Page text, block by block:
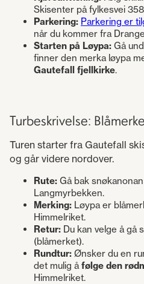
Skisenter på fylkesvei
Parkering: Parkering er
når du kommer fra
Starten på Løypa: Gå
finner den merka løypa
Gautefall fjellkirke.
Turbeskrivelse:
Turen starter fra Gautefall
og går videre nordover.
Rute: Gå bak
Langmyrbekken.
Merking: Løypa er
Himmelriket.
Retur: Du kan velge å gå
(blåmerket).
Rundtur: Ønsker du en
det mulig åfølge den
Himmelriket.